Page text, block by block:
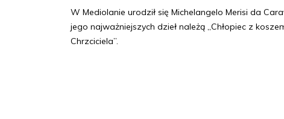
W Mediolanie urodził się Michelangelo Merisi da
jego najważniejszych dzieł należą „Chłopiec z
Chrzciciela”.